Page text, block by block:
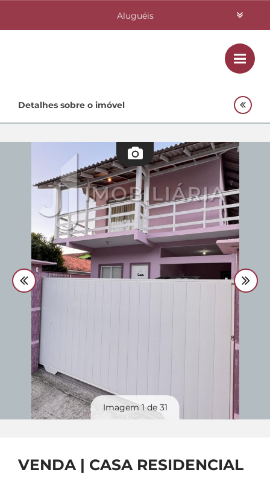
Aluguéis
Investimentos
Quem Somos
Contato
Fale Conosco 48 3364-0079
Plantão 48 99842-0500
Divulgue
Detalhes sobre o imóvel
Imagem 1 de 31
VENDA | CASA RESIDENCIAL